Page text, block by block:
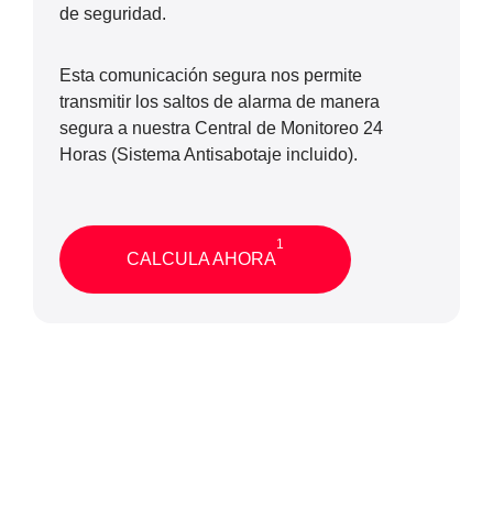
de seguridad.
Esta comunicación segura nos permite
transmitir los saltos de alarma de manera
segura a nuestra Central de Monitoreo 24
Horas (Sistema Antisabotaje incluido).
CALCULA AHORA
1